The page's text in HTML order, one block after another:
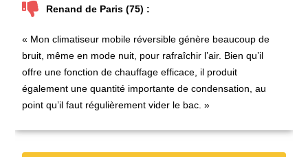
Renand de Paris (75) :
« Mon climatiseur mobile réversible génère beaucoup de
bruit, même en mode nuit, pour rafraîchir l’air. Bien qu’il
offre une fonction de chauffage efficace, il produit
également une quantité importante de condensation, au
point qu’il faut régulièrement vider le bac. »